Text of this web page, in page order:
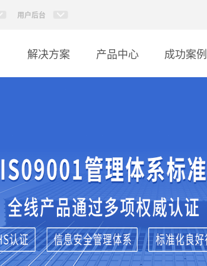
用户后台
解决方案 产品中心 成功案例